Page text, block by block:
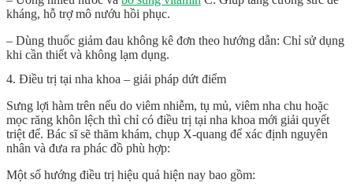
kháng, hỗ trợ mô nướu hồi phục.
– Dùng thuốc giảm đau không kê đơn theo hướng dẫn: Chỉ sử dụng
khi cần thiết và không lạm dụng.
4. Điều trị tại nha khoa – giải pháp dứt điểm
Sưng lợi hàm trên nếu do viêm nhiễm, tụ mủ, viêm nha chu hoặc
mọc răng khôn lệch thì chỉ có điều trị tại nha khoa mới giải quyết
triệt để. Bác sĩ sẽ thăm khám, chụp X-quang để xác định nguyên
nhân và đưa ra phác đồ phù hợp:
Một số hướng điều trị hiệu quả hiện nay bao gồm: